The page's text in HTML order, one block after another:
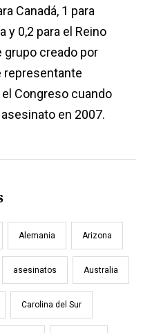
Canadá, 1 para
y 0,2 para el Reino
grupo creado por
representante
Congreso cuando
en 2007.
Alemania Arizona
asesinatos Australia
Carolina del Sur